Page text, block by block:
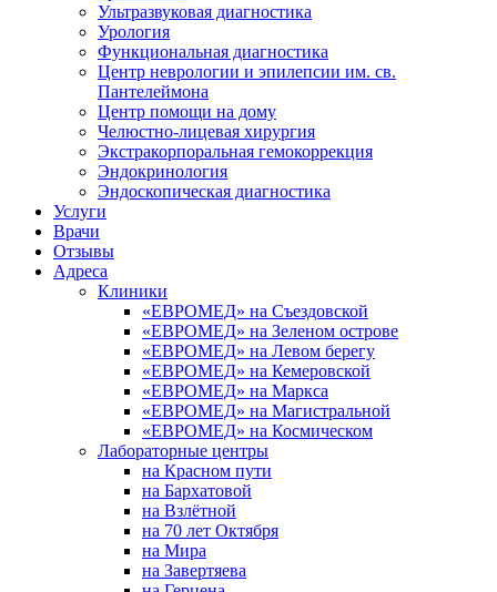
Ультразвуковая диагностика
Урология
Функциональная диагностика
Центр неврологии и эпилепсии им. св.
Пантелеймона
Центр помощи на дому
Челюстно-лицевая хирургия
Экстракорпоральная гемокоррекция
Эндокринология
Эндоскопическая диагностика
Услуги
Врачи
Отзывы
Адреса
Клиники
«ЕВРОМЕД» на Съездовской
«ЕВРОМЕД» на Зеленом острове
«ЕВРОМЕД» на Левом берегу
«ЕВРОМЕД» на Кемеровской
«ЕВРОМЕД» на Маркса
«ЕВРОМЕД» на Магистральной
«ЕВРОМЕД» на Космическом
Лабораторные центры
на Красном пути
на Бархатовой
на Взлётной
на 70 лет Октября
на Мира
на Завертяева